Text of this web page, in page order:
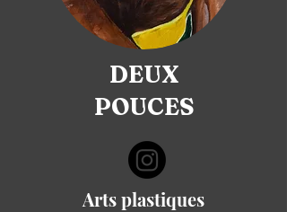
DEUX
POUCES
Arts plastiques